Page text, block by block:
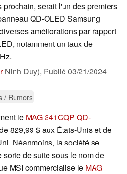
serait l'un des premiers
QD-OLED Samsung
améliorations par rapport
notamment un taux de
Ninh Duy), Publié03/21/2024
/ Rumors
le MAG 341CQP QD-
829,99 $ aux États-Unis et de
Néanmoins, la société se
de suite sous le nom de
MSI commercialise le MAG